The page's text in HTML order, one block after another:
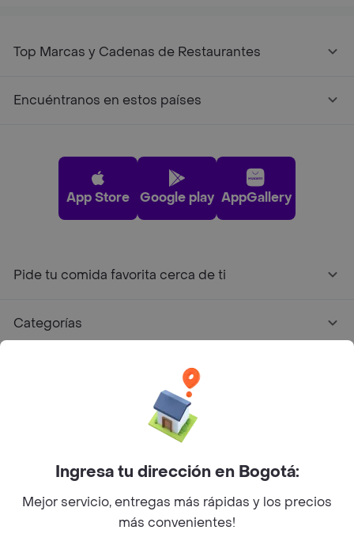
Top Marcas y Cadenas de Restaurantes
Encuéntranos en estos países
App Store Google play AppGallery
Pide tu comida favorita cerca de ti
Categorías
Facebook
Twitter
Instagram
©2026Rappi Inc. All rights reserved.
Ingresa tu dirección en Bogotá:
Mejor servicio, entregas más rápidas y los precios
más convenientes!